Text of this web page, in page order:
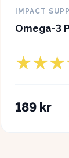
IMPACT
Omega-3
189 kr